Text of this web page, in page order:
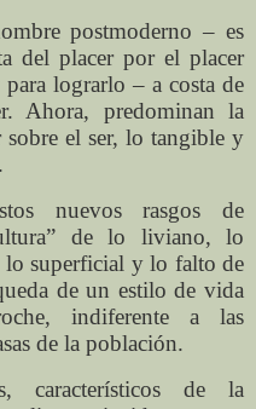
postmoderno – es
del placer por el placer
lograrlo – a costa de
Ahora, predominan la
sobre el ser, lo tangible y
nuevos rasgos de
de lo liviano, lo
lo superficial y lo falto de
de un estilo de vida
indiferente a las
de la población.
característicos de la